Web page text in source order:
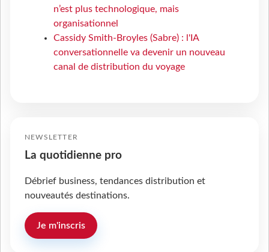
n’est plus technologique, mais
organisationnel
Cassidy Smith-Broyles (Sabre) : l'IA
conversationnelle va devenir un nouveau
canal de distribution du voyage
NEWSLETTER
La quotidienne pro
Débrief business, tendances distribution et
nouveautés destinations.
Je m'inscris